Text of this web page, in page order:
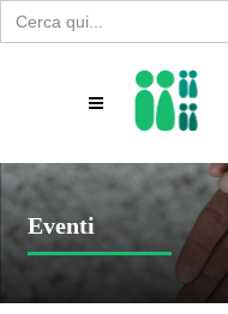
Search
for:
Eventi